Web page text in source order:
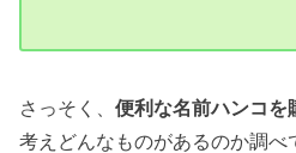
さっそく、便利な名前ハンコを
考えどんなものがあるのか調べ